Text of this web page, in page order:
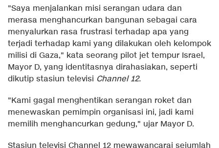
"Saya menjalankan misi serangan udara dan
merasa menghancurkan bangunan sebagai cara
menyalurkan rasa frustrasi terhadap apa yang
terjadi terhadap kami yang dilakukan oleh kelompok
milisi di Gaza," kata seorang pilot jet tempur Israel,
Mayor D, yang identitasnya dirahasiakan, seperti
dikutip stasiun televisi Channel 12.
"Kami gagal menghentikan serangan roket dan
menewaskan pemimpin organisasi ini, jadi kami
memilih menghancurkan gedung," ujar Mayor D.